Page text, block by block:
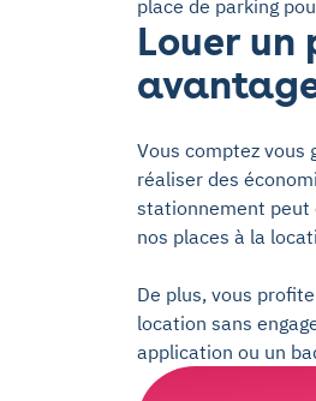
place de parking
Louer un
Vous comptez vous
réaliser des
stationnement peut
nos places à la
De plus, vous
location sans
application ou un